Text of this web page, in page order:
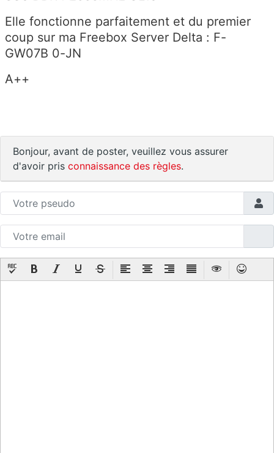
Elle fonctionne parfaitement et du premier
coup sur ma Freebox Server Delta : F-
GW07B 0-JN
A++
Bonjour, avant de poster, veuillez vous assurer
d'avoir pris connaissance des règles.